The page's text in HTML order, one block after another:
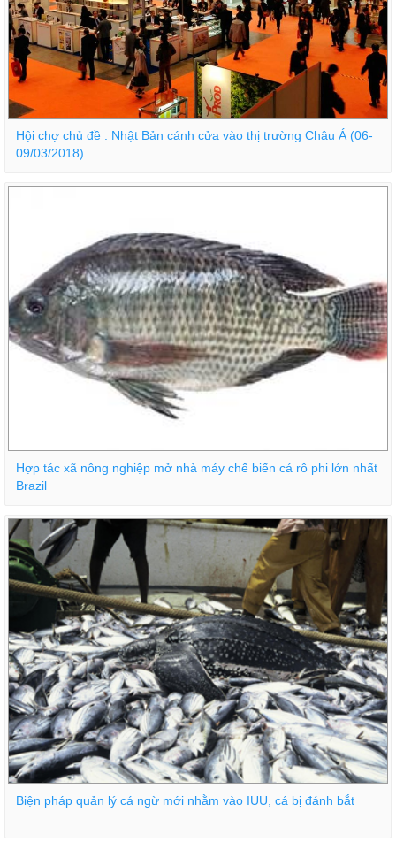
Hội chợ chủ đề : Nhật Bản cánh cửa vào thị trường Châu Á (06-
09/03/2018).
Hợp tác xã nông nghiệp mở nhà máy chế biến cá rô phi lớn nhất
Brazil
Biện pháp quản lý cá ngừ mới nhằm vào IUU, cá bị đánh bắt